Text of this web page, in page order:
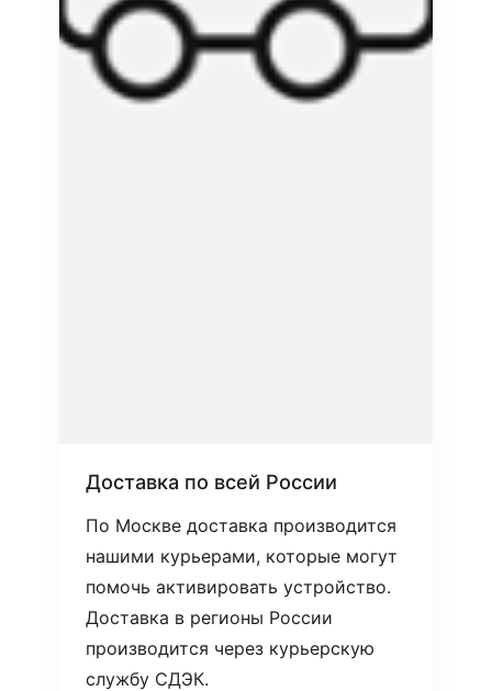
Доставка по всей России
По Москве доставка производится
нашими курьерами, которые могут
помочь активировать устройство.
Доставка в регионы России
производится через курьерскую
службу СДЭК.